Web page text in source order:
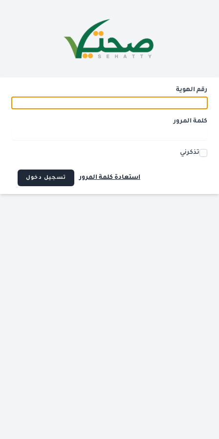
رقم الهوية
كلمة المرور
تذكرني
استعادة كلمة المرور تسجيل دخول